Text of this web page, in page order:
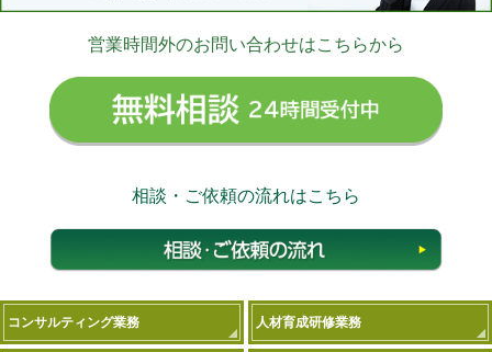
営業時間外のお問い合わせはこちらから
相談・ご依頼の流れはこちら
コンサルティング業務 人材育成研修業務